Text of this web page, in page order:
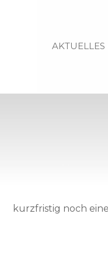
AKTUELLES
kurzfristig noch